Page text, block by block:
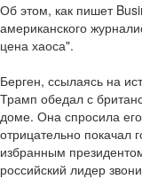
Об этом, как пишет
американского
цена хаоса".
Берген, ссылаясь на
Трамп обедал с
доме. Она спросила
отрицательно покачал
избранным
российский лидер